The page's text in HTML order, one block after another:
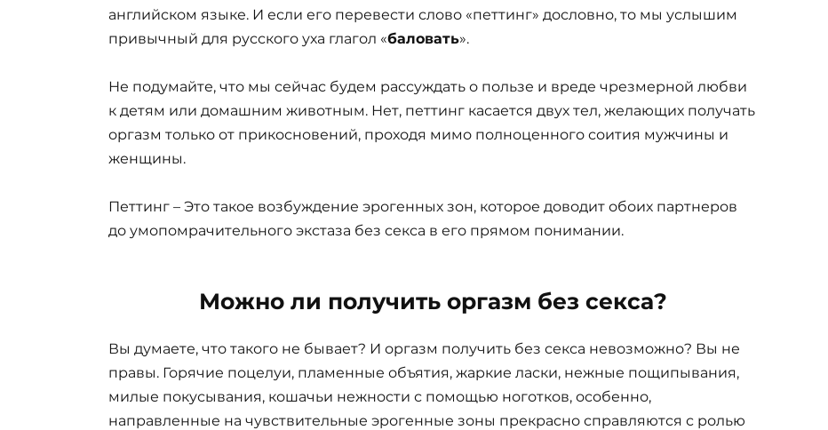
английском языке. И если его перевести слово «петтинг» дословно, то мы услышим
привычный для русского уха глагол «баловать».
Не подумайте, что мы сейчас будем рассуждать о пользе и вреде чрезмерной любви
к детям или домашним животным. Нет, петтинг касается двух тел, желающих получать
оргазм только от прикосновений, проходя мимо полноценного соития мужчины и
женщины.
Петтинг – Это такое возбуждение эрогенных зон, которое доводит обоих партнеров
до умопомрачительного экстаза без секса в его прямом понимании.
Можно ли получить оргазм без секса?
Вы думаете, что такого не бывает? И оргазм получить без секса невозможно? Вы не
правы. Горячие поцелуи, пламенные объятия, жаркие ласки, нежные пощипывания,
милые покусывания, кошачьи нежности с помощью ноготков, особенно,
направленные на чувствительные эрогенные зоны прекрасно справляются с ролью